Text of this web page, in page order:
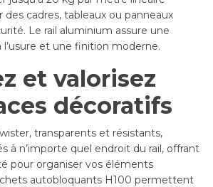
des cadres, tableaux ou panneaux
Le rail aluminium assure une
l’usure et une finition moderne.
et valorisez
décoratifs
transparents et résistants,
à n’importe quel endroit du rail, offrant
pour organiser vos éléments
autobloquants H100 permettent